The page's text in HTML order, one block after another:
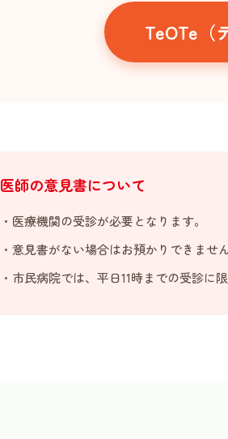
TeOTe（
医師の意見書について
・医療機関の受診が必要となります。
・意見書がない場合はお預かりできませ
・市民病院では、平日11時までの受診に